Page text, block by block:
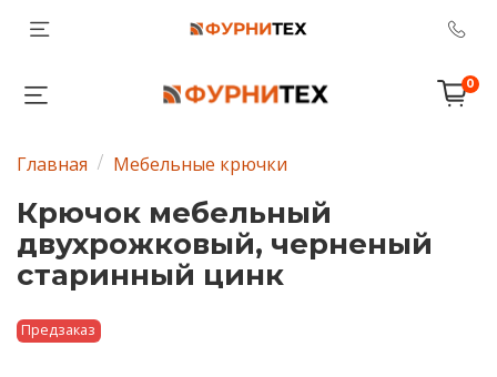
0
Главная Мебельные крючки
Крючок мебельный
двухрожковый, черненый
старинный цинк
Предзаказ